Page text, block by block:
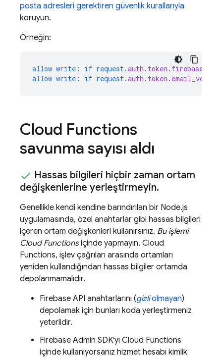
posta adresleri gerektiren güvenlik kurallarıyla
koruyun.
Örneğin:
allow write : if request.auth . token . firebase
allow write : if request.auth . token .
Cloud Functions
savunma sayısı aldı
Hassas bilgileri hiçbir zaman ortam
değişkenlerine yerleştirmeyin.
Genellikle kendi kendine barındırılan bir Node.js
uygulamasında, özel anahtarlar gibi hassas bilgileri
içeren ortam değişkenleri kullanırsınız. Bu işlemi
Cloud Functionsiçinde yapmayın. Cloud
Functions, işlev çağrıları arasında ortamları
yeniden kullandığından hassas bilgiler ortamda
depolanmamalıdır.
Firebase API anahtarlarını (gizliolmayan)
depolamak için bunları koda yerleştirmeniz
yeterlidir.
Firebase Admin SDK'yı Cloud Functions
içinde kullanıyorsanız hizmet hesabı kimlik